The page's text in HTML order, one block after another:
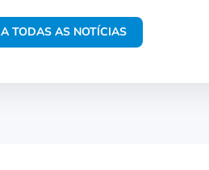
TODAS AS NOTÍCIAS